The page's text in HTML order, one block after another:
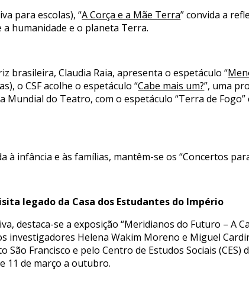
para escolas), “A Corça e a Mãe Terra” convida a
humanidade e o planeta Terra.
brasileira, Claudia Raia, apresenta o espetáculo “
o CSF acolhe o espetáculo “Cabe mais um?”, uma
Mundial do Teatro, com o espetáculo “Terra de
à infância e às famílias, mantêm-se os “Concertos
legado da Casa dos Estudantes do Império
destaca-se a exposição “Meridianos do Futuro – A
investigadores Helena Wakim Moreno e Miguel
Francisco e pelo Centro de Estudos Sociais (CES)
11 de março a outubro.